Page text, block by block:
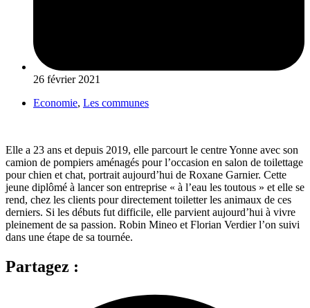
26 février 2021
Economie, Les communes
Elle a 23 ans et depuis 2019, elle parcourt le centre Yonne avec son
camion de pompiers aménagés pour l’occasion en salon de toilettage
pour chien et chat, portrait aujourd’hui de Roxane Garnier. Cette
jeune diplômé à lancer son entreprise « à l’eau les toutous » et elle se
rend, chez les clients pour directement toiletter les animaux de ces
derniers. Si les débuts fut difficile, elle parvient aujourd’hui à vivre
pleinement de sa passion. Robin Mineo et Florian Verdier l’on suivi
dans une étape de sa tournée.
Partagez :